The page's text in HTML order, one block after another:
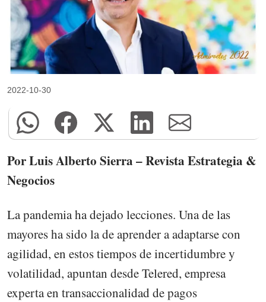
2022-10-30
Por Luis Alberto Sierra – Revista Estrategia &
Negocios
La pandemia ha dejado lecciones. Una de las
mayores ha sido la de aprender a adaptarse con
agilidad, en estos tiempos de incertidumbre y
volatilidad, apuntan desde Telered, empresa
experta en transaccionalidad de pagos